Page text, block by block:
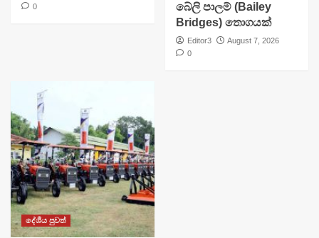
0
බේලි පාලම් (Bailey
Bridges) තොගයක්
Editor3
August 7, 2026
0
දේශීය පුවත්